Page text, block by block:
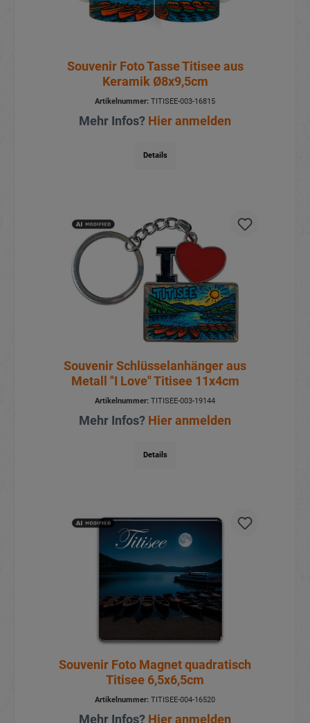
Souvenir Foto Tasse Titisee aus
Keramik Ø8x9,5cm
Artikelnummer: TITISEE-003-16815
Mehr Infos? Hier anmelden
Details
Souvenir Schlüsselanhänger aus
Metall "I Love" Titisee 11x4cm
Artikelnummer: TITISEE-003-19144
Mehr Infos? Hier anmelden
Details
Souvenir Foto Magnet quadratisch
Titisee 6,5x6,5cm
Artikelnummer: TITISEE-004-16520
Mehr Infos? Hier anmelden